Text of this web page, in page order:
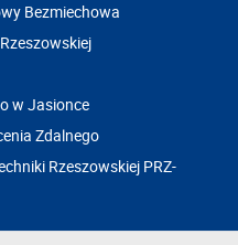
Bezmiechowa
w Jasionce
Zdalnego
Rzeszowskiej PRZ-